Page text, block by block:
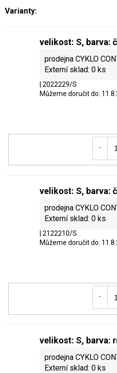
velikost: S, barva:
0 ks
| 2022229/S
Můžeme doručit do:
velikost: S, barva:
0 ks
| 2122210/S
Můžeme doručit do:
velikost: S, barva:
0 ks